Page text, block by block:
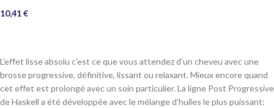
10,41€
L’effet lisse absolu c’est ce que vous attendez d’un cheveu avec une
brosse progressive, définitive, lissant ou relaxant. Mieux encore quand
cet effet est prolongé avec un soin particulier. La ligne Post Progressive
de Haskell a été développée avec le mélange d’huiles le plus puissant: